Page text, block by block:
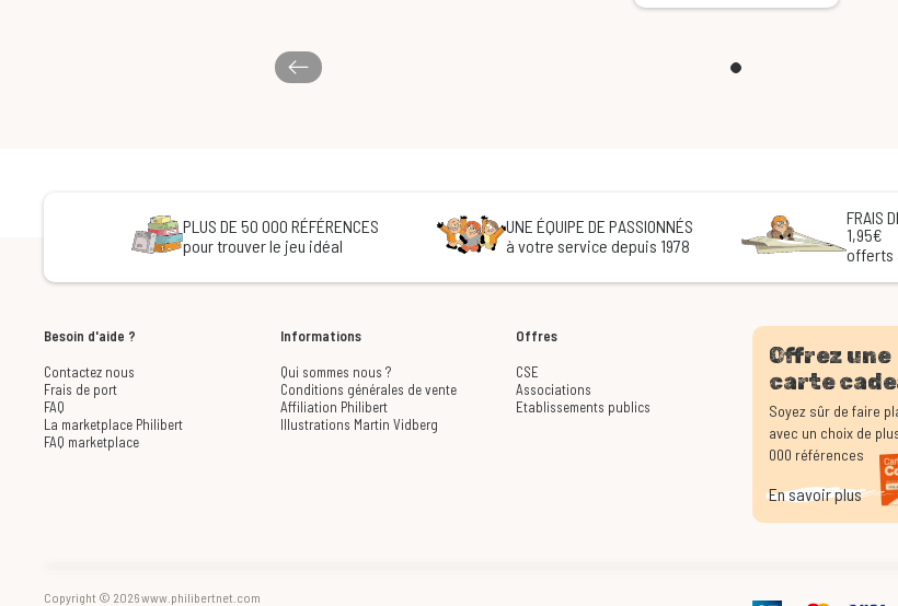
PLUS DE 50 000 RÉFÉRENCES
pour trouver le jeu idéal
UNE ÉQUIPE DE PASSIONNÉS
à votre service depuis 1978
FRAIS
1,95€
offerts
Besoin d'aide ?
Contactez nous
Frais de port
FAQ
La marketplace Philibert
FAQ marketplace
Informations
Qui sommes nous ?
Conditions générales de vente
Affiliation Philibert
Illustrations Martin Vidberg
Offres
CSE
Associations
Etablissements publics
Offrez une
carte
Soyez sûr de faire
avec un choix de
000 références
En savoir plus
Copyright © 2026 www.philibertnet.com